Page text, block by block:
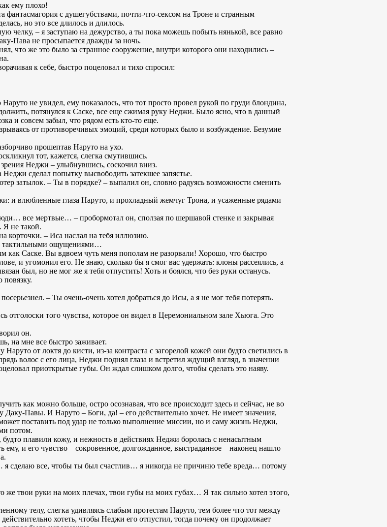
ему плохо!
фантасмагория с душегубствами, почти-что-сексом на Троне и странным
но это все длилось и длилось.
челку, – я заступаю на дежурство, а ты пока можешь побыть нянькой, все равно
Пава не просыпается дважды за ночь.
что же это было за странное сооружение, внутри которого они находились –
к себе, быстро поцеловал и тихо спросил:
не увидел, ему показалось, что тот просто провел рукой по груди блондина,
потянулся к Саске, все еще сжимая руку Неджи. Было ясно, что в данный
и совсем забыл, что рядом есть кто-то еще.
от противоречивых эмоций, среди которых было и возбуждение. Безумие
прошептав Наруто на ухо.
тот, кажется, слегка смутившись.
Неджи – улыбнувшись, соскочил вниз.
сделал попытку высвободить затекшее запястье.
– Ты в порядке? – выпалил он, словно радуясь возможности сменить
и влюбленные глаза Наруто, и прохладный жемчуг Трона, и усаженные рядами
все мертвые… – пробормотал он, сползая по шершавой стенке и закрывая
Я не такой.
корточки. – Иса наслал на тебя иллюзию.
тактильными ощущениями…
как Саске. Вы вдвоем чуть меня пополам не разорвали! Хорошо, что быстро
и угомонил его. Не знаю, сколько бы я смог вас удержать: клоны рассеялись, а
был, но не мог же я тебя отпустить! Хоть и боялся, что без руки останусь.
– Ты очень-очень хотел добраться до Исы, а я не мог тебя потерять.
отголоски того чувства, которое он видел в Церемониальном зале Хьюга. Это
он.
на мне все быстро заживает.
от локтя до кисти, из-за контраста с загорелой кожей они будто светились в
волос с его лица, Неджи поднял глаза и встретил ждущий взгляд, в значении
приоткрытые губы. Он ждал слишком долго, чтобы сделать это наяву.
как можно больше, остро осознавая, что все происходит здесь и сейчас, не во
Павы. И Наруто – Боги, да! – его действительно хочет. Не имеет значения,
поставить под удар не только выполнение миссии, но и саму жизнь Неджи,
потом.
плавили кожу, и нежность в действиях Неджи боролась с ненасытным
и его чувство – сокровенное, долгожданное, выстраданное – наконец нашло
сделаю все, чтобы ты был счастлив… я никогда не причиню тебе вреда… потому
твои руки на моих плечах, твои губы на моих губах… Я так сильно хотел этого,
телу, слегка удивляясь слабым протестам Наруто, тем более что тот между
хотеть, чтобы Неджи его отпустил, тогда почему он продолжает